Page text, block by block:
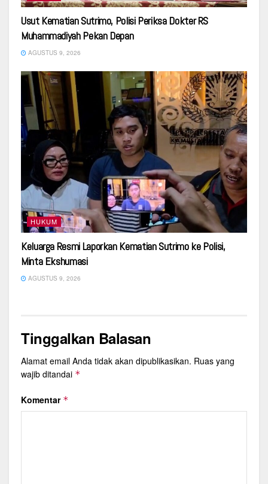
Usut Kematian Sutrimo, Polisi Periksa Dokter RS
Muhammadiyah Pekan Depan
AGUSTUS 9, 2026
HUKUM
Keluarga Resmi Laporkan Kematian Sutrimo ke Polisi,
Minta Ekshumasi
AGUSTUS 9, 2026
Tinggalkan Balasan
Alamat email Anda tidak akan dipublikasikan. Ruas yang
wajib ditandai *
Komentar *